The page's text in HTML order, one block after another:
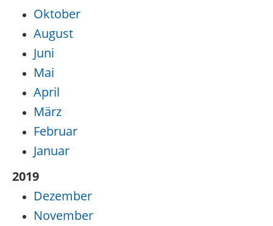
Oktober
August
Juni
Mai
April
März
Februar
Januar
2019
Dezember
November